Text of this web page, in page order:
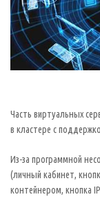
Часть виртуальных
в кластере с
Из-за программной
(личный кабинет,
контейнером, кнопка